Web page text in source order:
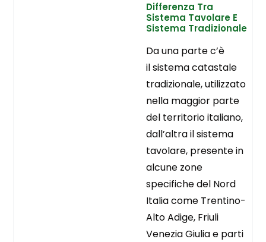
Differenza Tra
Sistema Tavolare E
Sistema Tradizionale
Da una parte c’è
il sistema catastale
tradizionale, utilizzato
nella maggior parte
del territorio italiano,
dall’altra il sistema
tavolare, presente in
alcune zone
specifiche del Nord
Italia come Trentino-
Alto Adige, Friuli
Venezia Giulia e parti